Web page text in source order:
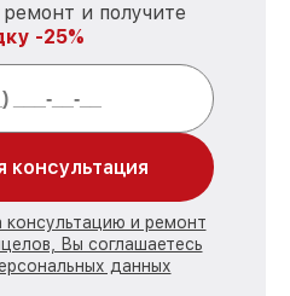
и получите
-25%
консультация
консультацию и ремонт
Вы соглашаетесь
данных